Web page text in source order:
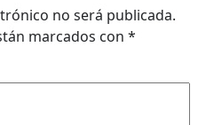
no será publicada.
marcados con *